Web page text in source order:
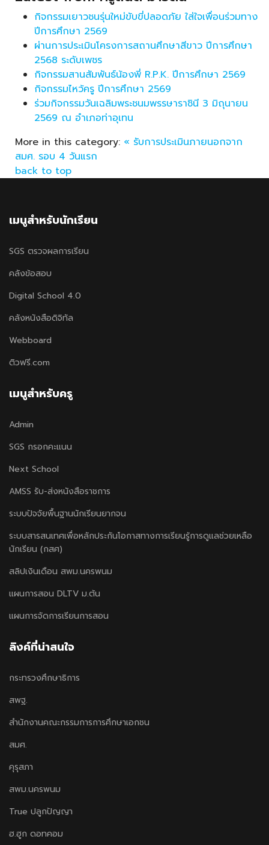
กิจกรรมเยาวชนรุ่นใหม่ขับขี่ปลอดภัย ใส่ใจเพื่อนร่วมทาง
ปีการศึกษา 2569
ผ่านการประเมินโครงการสถานศึกษาสีขาว ปีการศึกษา
2568 ระดับเพชร
กิจกรรมสานสัมพันธ์น้องพี่ R.P.K. ปีการศึกษา 2569
กิจกรรมไหว้ครู ปีการศึกษา 2569
ร่วมกิจกรรมวันเฉลิมพระชนมพรรษาราชินี 3 มิถุนายน
2569 ณ อำเภอท่าอุเทน
More in this category: « รับการประเมินภายนอกจาก
สมศ. รอบ 4 วันแรก
back to top
เมนูสำหรับนักเรียน
SGS ตรวจผลการเรียน
คลังข้อสอบ
Digital School 4.0
คลังหนังสือดิจิทัล
Webboard
ติวฟรี.com
เมนูสำหรับครู
Admin
SGS กรอกคะแนน
Next School
AMSS รับ-ส่งหนังสือราชการ
ระบบปัจจัยพื้นฐานนักเรียนยากจน
ระบบสารสนเทศเพื่อหลักประกันโอกาสทางการเรียนรู้การดูแลช่วยเหลือ
นักเรียน (กสศ)
สลิปเงินเดือน สพม.นครพนม
แผนการสอน DLTV ม.ต้น
แผนการจัดการเรียนการสอน
ลิงค์ที่น่าสนใจ
กระทรวงศึกษาธิการ
สพฐ.
สำนักงานคณะกรรมการการศึกษาเอกชน
สมศ.
คุรุสภา
สพม.นครพนม
True ปลูกปัญญา
ฮ.ฮูก ดอทคอม